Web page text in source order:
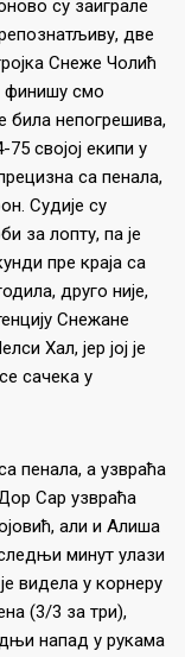
су заиграле
две
Снеже Чолић
финишу смо
била непогрешива,
својој екипи у
са пенала,
Судије су
за лопту, па је
пре краја са
друго није,
Снежане
Хал, јер јој је
сачека у
пенала, а узвраћа
Сар узвраћа
али и Алиша
минут улази
видела у корнеру
(3/3 за три),
напад у рукама